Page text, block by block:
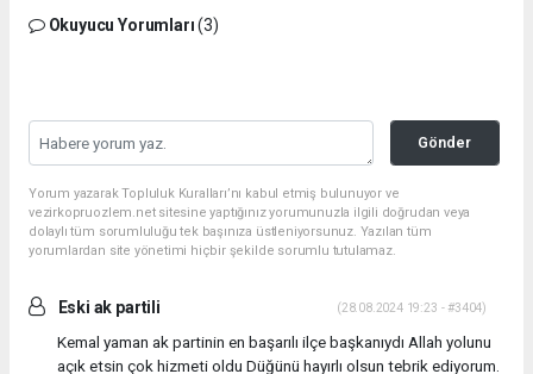
Okuyucu Yorumları(3)
Gönder
Yorum yazarak Topluluk Kuralları’nı kabul etmiş bulunuyor ve
vezirkopruozlem.net sitesine yaptığınız yorumunuzla ilgili doğrudan veya
dolaylı tüm sorumluluğu tek başınıza üstleniyorsunuz. Yazılan tüm
yorumlardan site yönetimi hiçbir şekilde sorumlu tutulamaz.
Eski ak partili (28.08.2024 19:23 - #3404)
Kemal yaman ak partinin en başarılı ilçe başkanıydı Allah yolunu
açık etsin çok hizmeti oldu Düğünü hayırlı olsun tebrik ediyorum.